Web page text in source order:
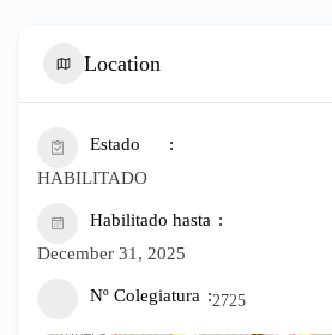
Location
Estado
HABILITADO
Habilitado hasta
December 31, 2025
Nº Colegiatura 2725